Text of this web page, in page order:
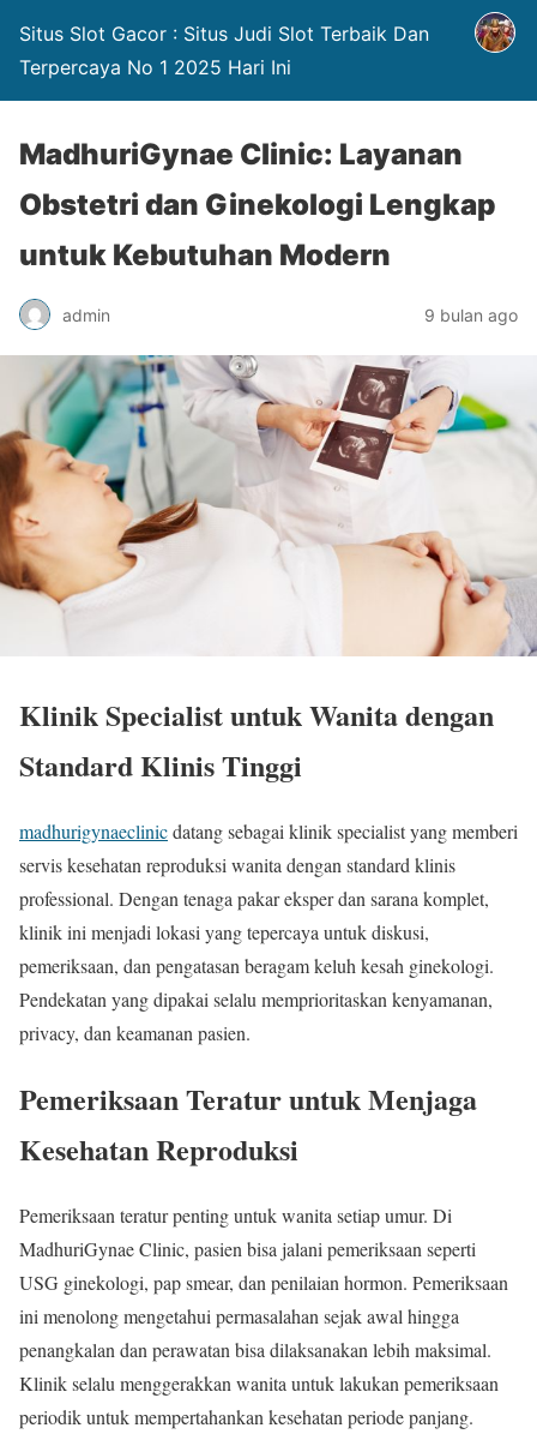
Situs Slot Gacor : Situs Judi Slot Terbaik Dan
Terpercaya No 1 2025 Hari Ini
MadhuriGynae Clinic: Layanan
Obstetri dan Ginekologi Lengkap
untuk Kebutuhan Modern
admin 9 bulan ago
Klinik Specialist untuk Wanita dengan
Standard Klinis Tinggi
madhurigynaeclinicdatang sebagai klinik specialist yang memberi
servis kesehatan reproduksi wanita dengan standard klinis
professional. Dengan tenaga pakar eksper dan sarana komplet,
klinik ini menjadi lokasi yang tepercaya untuk diskusi,
pemeriksaan, dan pengatasan beragam keluh kesah ginekologi.
Pendekatan yang dipakai selalu memprioritaskan kenyamanan,
privacy, dan keamanan pasien.
Pemeriksaan Teratur untuk Menjaga
Kesehatan Reproduksi
Pemeriksaan teratur penting untuk wanita setiap umur. Di
MadhuriGynae Clinic, pasien bisa jalani pemeriksaan seperti
USG ginekologi, pap smear, dan penilaian hormon. Pemeriksaan
ini menolong mengetahui permasalahan sejak awal hingga
penangkalan dan perawatan bisa dilaksanakan lebih maksimal.
Klinik selalu menggerakkan wanita untuk lakukan pemeriksaan
periodik untuk mempertahankan kesehatan periode panjang.